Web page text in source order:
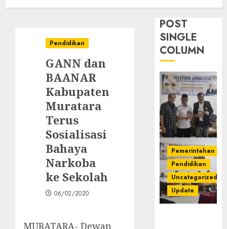
Pendidikan
GANN dan
BAANAR
Kabupaten
Muratara
Terus
Sosialisasi
Bahaya
Narkoba
ke Sekolah
06/02/2020
MURATARA- Dewan
POST
SINGLE
COLUMN
Pemerintahan
Pendidikan
Uncategorized
Update